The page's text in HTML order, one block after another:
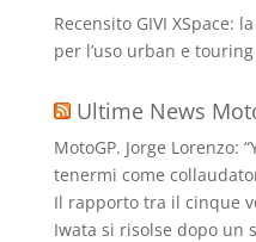
Recensito GIVI XSpace:
per l’uso urban e touring
Ultime News
MotoGP. Jorge Lorenzo:
tenermi come
Il rapporto tra il cinque
Iwata si risolse dopo un